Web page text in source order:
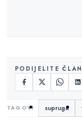
PODIJELITE
supruga